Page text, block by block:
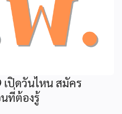
ปิดวันไหน สมัคร
ที่ต้องรู้